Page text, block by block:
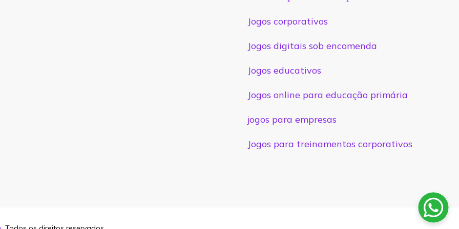
Jogos corporativos
Jogos digitais sob encomenda
Jogos educativos
Jogos online para educação primária
jogos para empresas
Jogos para treinamentos corporativos